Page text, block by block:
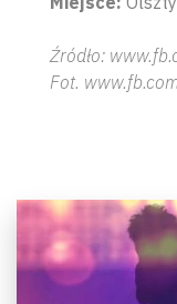
Źródło:
Fot.